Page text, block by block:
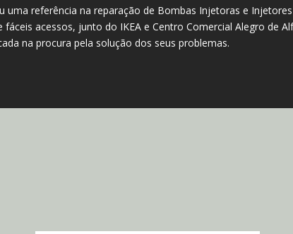
uma referência na reparação de Bombas Injetoras e
acessos, junto do IKEA e Centro Comercial Alegro de
na procura pela solução dos seus problemas.